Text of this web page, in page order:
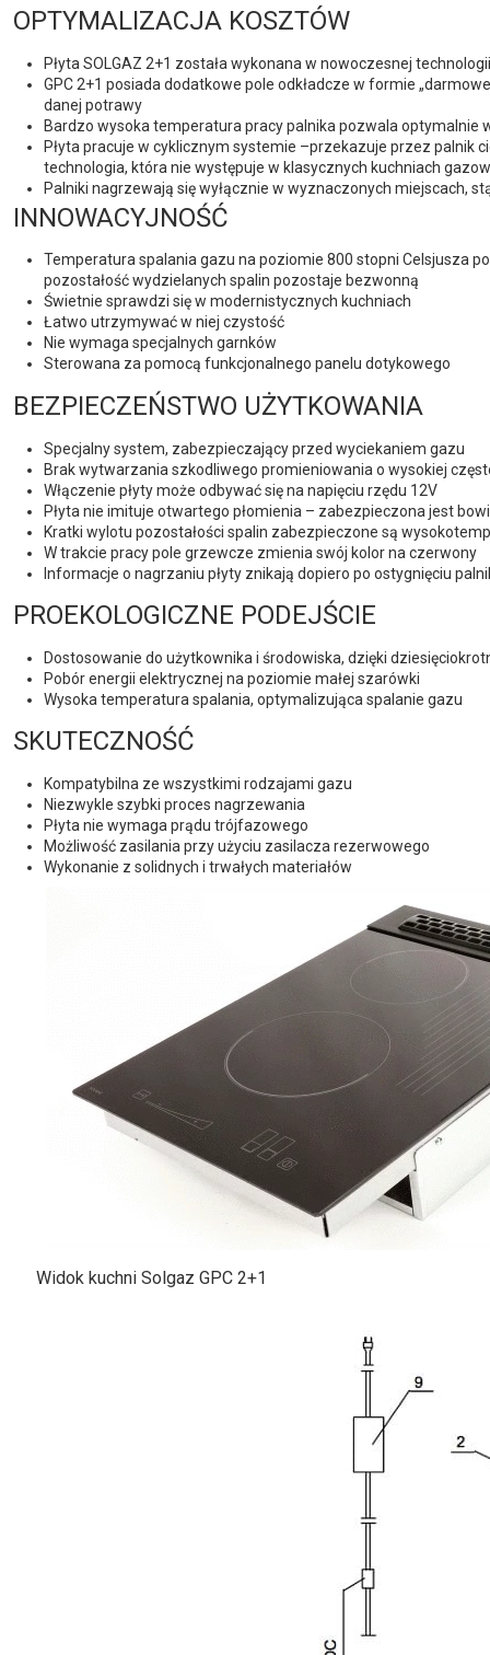
OPTYMALIZACJA KOSZTÓW
Płyta SOLGAZ 2+1 została wykonana w nowoczesnej
GPC 2+1 posiada dodatkowe pole odkładcze w formie
danej potrawy
Bardzo wysoka temperatura pracy palnika pozwala optymalnie
Płyta pracuje w cyklicznym systemie –przekazuje przez palnik
technologia, która nie występuje w klasycznych kuchniach
Palniki nagrzewają się wyłącznie w wyznaczonych miejscach,
INNOWACYJNOŚĆ
Temperatura spalania gazu na poziomie 800 stopni Celsjusza
pozostałość wydzielanych spalin pozostaje bezwonną
Świetnie sprawdzi się w modernistycznych kuchniach
Łatwo utrzymywać w niej czystość
Nie wymaga specjalnych garnków
Sterowana za pomocą funkcjonalnego panelu dotykowego
BEZPIECZEŃSTWO UŻYTKOWANIA
Specjalny system, zabezpieczający przed wyciekaniem gazu
Brak wytwarzania szkodliwego promieniowania o wysokiej
Włączenie płyty może odbywać się na napięciu rzędu 12V
Płyta nie imituje otwartego płomienia – zabezpieczona jest
Kratki wylotu pozostałości spalin zabezpieczone są
W trakcie pracy pole grzewcze zmienia swój kolor na czerwony
Informacje o nagrzaniu płyty znikają dopiero po ostygnięciu
PROEKOLOGICZNE PODEJŚCIE
Dostosowanie do użytkownika i środowiska, dzięki
Pobór energii elektrycznej na poziomie małej szarówki
Wysoka temperatura spalania, optymalizująca spalanie gazu
SKUTECZNOŚĆ
Kompatybilna ze wszystkimi rodzajami gazu
Niezwykle szybki proces nagrzewania
Płyta nie wymaga prądu trójfazowego
Możliwość zasilania przy użyciu zasilacza rezerwowego
Wykonanie z solidnych i trwałych materiałów
Widok kuchni Solgaz GPC 2+1